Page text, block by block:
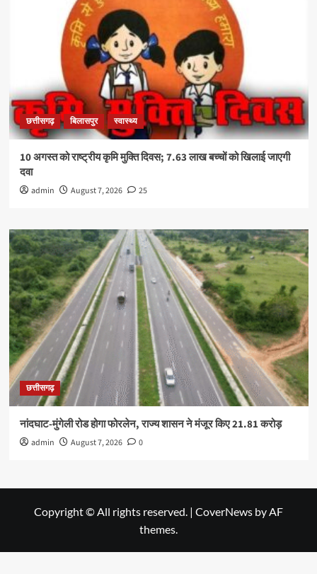
छत्तीसगढ़ बिलासपुर स्वास्थ्य
10 अगस्त को राष्ट्रीय कृमि मुक्ति दिवस; 7.63 लाख बच्चों को खिलाई जाएगी
दवा
admin August 7, 2026 25
छत्तीसगढ़
नांदघाट-मुंगेली रोड होगा फोरलेन, राज्य शासन ने मंजूर किए 21.81 करोड़
admin August 7, 2026 0
Copyright © All rights reserved. | CoverNews by AF
themes.